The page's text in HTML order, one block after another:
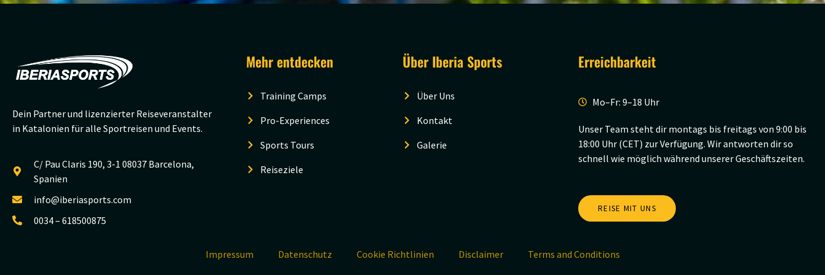
Dein Partner und lizenzierter Reiseveranstalter
in Katalonien für alle Sportreisen und Events.
C/ Pau Claris 190, 3-1 08037 Barcelona,
Spanien
info@iberiasports.com
0034 – 618500875
Mehr entdecken
Training Camps
Pro-Experiences
Sports Tours
Reiseziele
Über Iberia Sports
Über Uns
Kontakt
Galerie
Erreichbarkeit
Mo–Fr: 9–18 Uhr
Unser Team steht dir montags bis freitags von 9:00 bis
18:00 Uhr (CET) zur Verfügung. Wir antworten dir so
schnell wie möglich während unserer Geschäftszeiten.
REISE MIT UNS
Impressum Datenschutz Cookie Richtlinien Disclaimer Terms and Conditions